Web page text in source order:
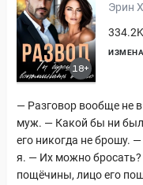
18+
Эрин
ИЗМЕНА
— Разговор вообще не
муж. — Какой бы ни
его никогда не брошу.
я. — Их можно
пощёчины, лицо его